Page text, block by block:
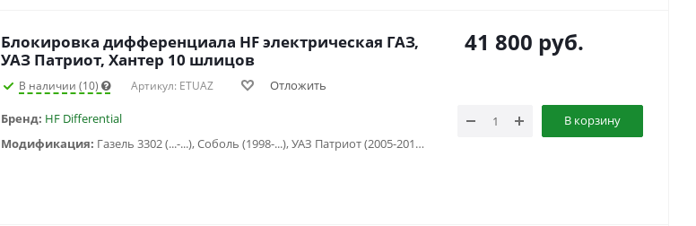
Блокировка дифференциала HF электрическая ГАЗ,
УАЗ Патриот, Хантер 10 шлицов
В наличии (10) Артикул: ETUAZ Отложить
Бренд: HF Differential
Модификация:
Газель 3302 (...-...), Соболь (1998-...), УАЗ Патриот (2005-2015), УАЗ Патриот (2019-...), УАЗ Хантер (2003-...)
41 800 руб.
В корзину